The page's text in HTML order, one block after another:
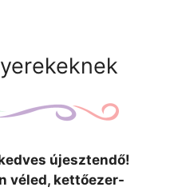
újesztendő!
véled, kettőezer-